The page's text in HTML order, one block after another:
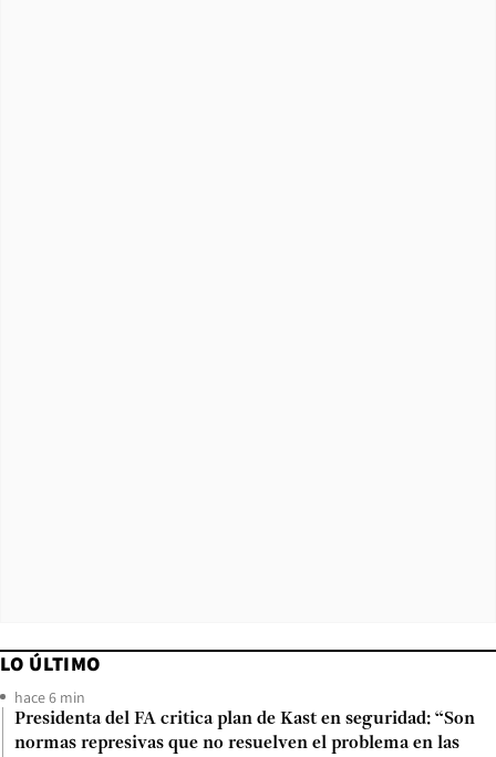
LO ÚLTIMO
hace 6 min
Presidenta del FA critica plan de Kast en seguridad: “Son
normas represivas que no resuelven el problema en las